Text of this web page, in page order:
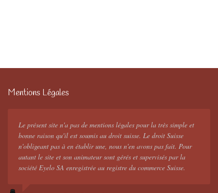
Mentions Légales
Le présent site n'a pas de mentions légales pour la très simple et
bonne raison qu'il est soumis au droit suisse. Le droit Suisse
n'obligeant pas à en établir une, nous n'en avons pas fait. Pour
autant le site et son animateur sont gérés et supervisés par la
société Eyelo SA enregistrée au registre du commerce Suisse.